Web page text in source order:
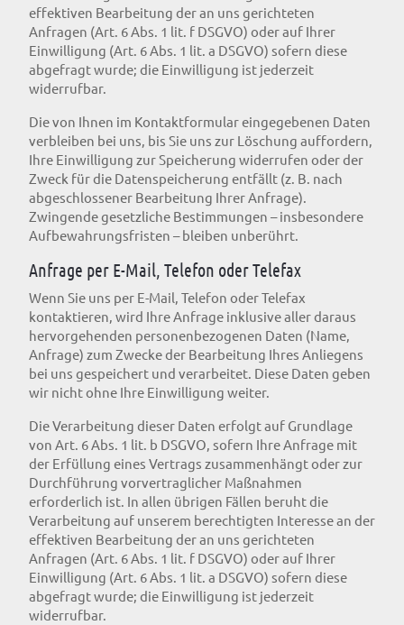
effektiven Bearbeitung der an uns gerichteten
Anfragen (Art. 6 Abs. 1 lit. f DSGVO) oder auf Ihrer
Einwilligung (Art. 6 Abs. 1 lit. a DSGVO) sofern diese
abgefragt wurde; die Einwilligung ist jederzeit
widerrufbar.
Die von Ihnen im Kontaktformular eingegebenen Daten
verbleiben bei uns, bis Sie uns zur Löschung auffordern,
Ihre Einwilligung zur Speicherung widerrufen oder der
Zweck für die Datenspeicherung entfällt (z. B. nach
abgeschlossener Bearbeitung Ihrer Anfrage).
Zwingende gesetzliche Bestimmungen – insbesondere
Aufbewahrungsfristen – bleiben unberührt.
Anfrage per E-Mail, Telefon oder Telefax
Wenn Sie uns per E-Mail, Telefon oder Telefax
kontaktieren, wird Ihre Anfrage inklusive aller daraus
hervorgehenden personenbezogenen Daten (Name,
Anfrage) zum Zwecke der Bearbeitung Ihres Anliegens
bei uns gespeichert und verarbeitet. Diese Daten geben
wir nicht ohne Ihre Einwilligung weiter.
Die Verarbeitung dieser Daten erfolgt auf Grundlage
von Art. 6 Abs. 1 lit. b DSGVO, sofern Ihre Anfrage mit
der Erfüllung eines Vertrags zusammenhängt oder zur
Durchführung vorvertraglicher Maßnahmen
erforderlich ist. In allen übrigen Fällen beruht die
Verarbeitung auf unserem berechtigten Interesse an der
effektiven Bearbeitung der an uns gerichteten
Anfragen (Art. 6 Abs. 1 lit. f DSGVO) oder auf Ihrer
Einwilligung (Art. 6 Abs. 1 lit. a DSGVO) sofern diese
abgefragt wurde; die Einwilligung ist jederzeit
widerrufbar.